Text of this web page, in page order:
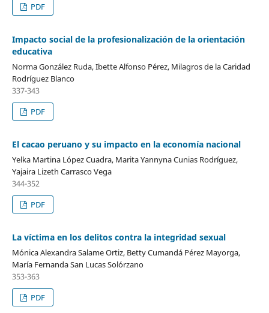
PDF
Impacto social de la profesionalización de la orientación
educativa
Norma González Ruda, Ibette Alfonso Pérez, Milagros de la Caridad
Rodríguez Blanco
337-343
PDF
El cacao peruano y su impacto en la economía nacional
Yelka Martina López Cuadra, Marita Yannyna Cunias Rodríguez,
Yajaira Lizeth Carrasco Vega
344-352
PDF
La víctima en los delitos contra la integridad sexual
Mónica Alexandra Salame Ortiz, Betty Cumandá Pérez Mayorga,
María Fernanda San Lucas Solórzano
353-363
PDF